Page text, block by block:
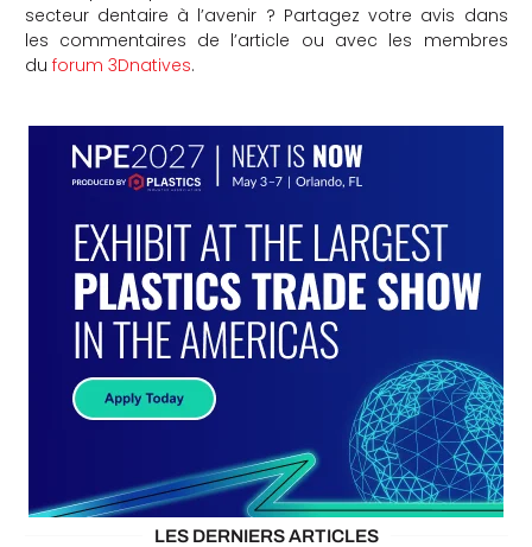
secteur dentaire à l’avenir ? Partagez votre avis dans
les commentaires de l’article ou avec les membres
du forum 3Dnatives.
LES DERNIERS ARTICLES